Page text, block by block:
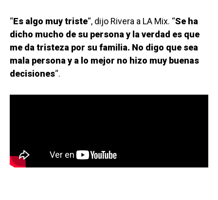
“Es algo muy triste“, dijo Rivera a LA Mix. “Se ha
dicho mucho de su persona y la verdad es que
me da tristeza por su familia. No digo que sea
mala persona y a lo mejor no hizo muy buenas
decisiones“.